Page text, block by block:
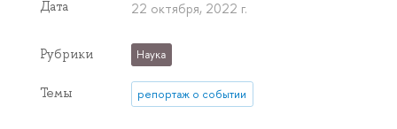
Дата 22 октября, 2022 г.
Рубрики Наука
Темы репортаж о событии